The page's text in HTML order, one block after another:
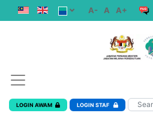
A- A A+
LOGIN AWAM LOGIN STAF